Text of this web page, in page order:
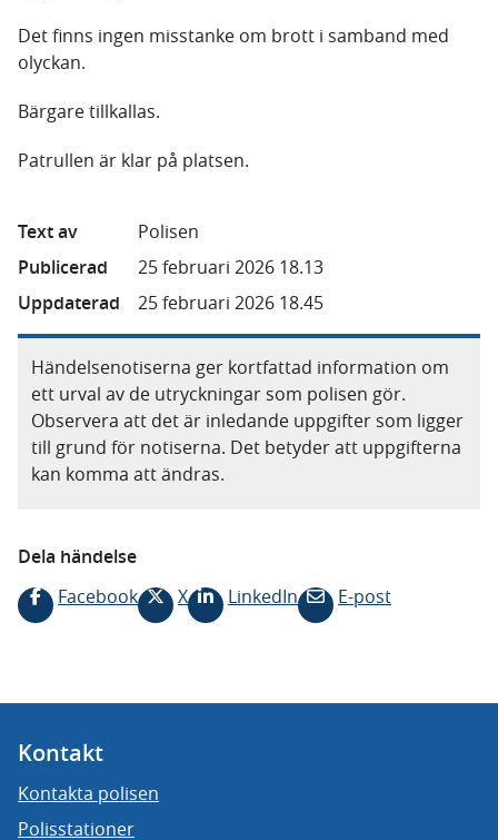
Det finns ingen misstanke om brott i samband med
olyckan.
Bärgare tillkallas.
Patrullen är klar på platsen.
Text av
Polisen
Publicerad
25 februari 2026 18.13
Uppdaterad
25 februari 2026 18.45
Händelsenotiserna ger kortfattad information om
ett urval av de utryckningar som polisen gör.
Observera att det är inledande uppgifter som ligger
till grund för notiserna. Det betyder att uppgifterna
kan komma att ändras.
Dela händelse
Facebook
X LinkedIn E-post
Kontakt
Kontakta polisen
Polisstationer